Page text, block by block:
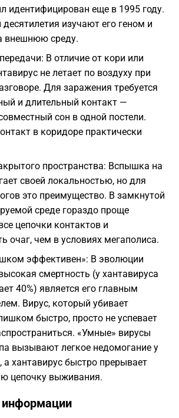
идентифицирован еще в 1995 году.
изучают его геном и
внешнюю среду.
В отличие от кори или
не летает по воздуху при
Для заражения требуется
и длительный контакт —
сон в одной постели.
в коридоре практически
пространства: Вспышка на
своей локальностью, но для
это преимущество. В замкнутой
среде гораздо проще
цепочки контактов и
очаг, чем в условиях мегаполиса.
эффективен»: В эволюции
смертность (у хантавируса
40%) является его главным
Вирус, который убивает
быстро, просто не успевает
«Умные» вирусы
вызывают легкое недомогание у
а хантавирус быстро прерывает
цепочку выживания.